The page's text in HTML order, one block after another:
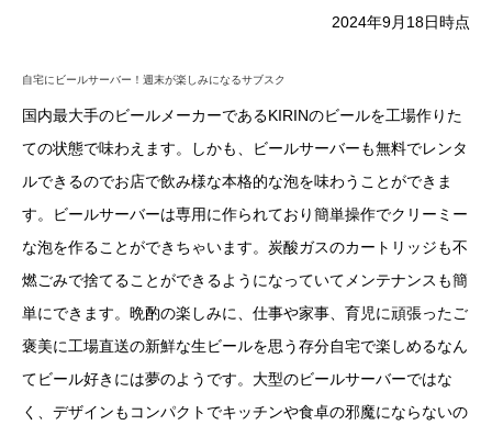
2024年9月18日時点
自宅にビールサーバー！週末が楽しみになるサブスク
国内最大手のビールメーカーであるKIRINのビールを工場作りた
ての状態で味わえます。しかも、ビールサーバーも無料でレンタ
ルできるのでお店で飲み様な本格的な泡を味わうことができま
す。ビールサーバーは専用に作られており簡単操作でクリーミー
な泡を作ることができちゃいます。炭酸ガスのカートリッジも不
燃ごみで捨てることができるようになっていてメンテナンスも簡
単にできます。晩酌の楽しみに、仕事や家事、育児に頑張ったご
褒美に工場直送の新鮮な生ビールを思う存分自宅で楽しめるなん
てビール好きには夢のようです。大型のビールサーバーではな
く、デザインもコンパクトでキッチンや食卓の邪魔にならないの